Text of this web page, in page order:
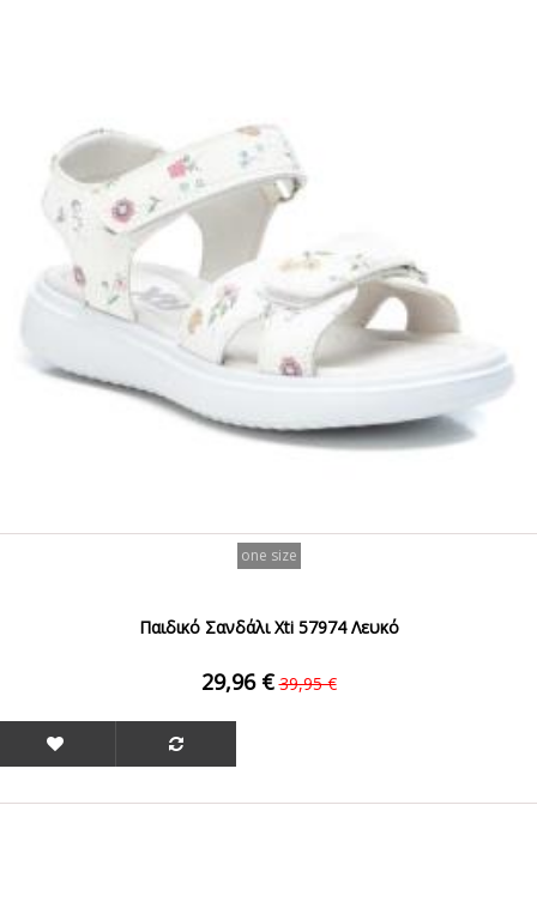
one size
Παιδικό Σανδάλι Xti 57974 Λευκό
29,96 € 39,95 €